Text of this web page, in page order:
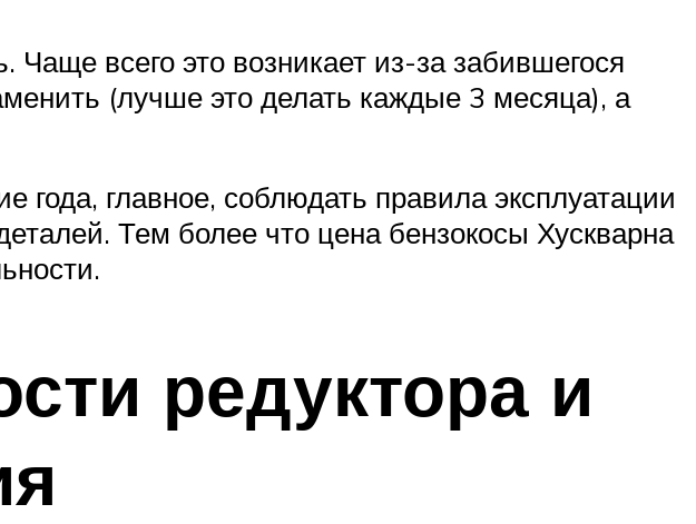
Чаще всего это возникает из-за забившегося
(лучше это делать каждые 3 месяца), а
главное, соблюдать правила эксплуатации
Тем более что цена бензокосы Хускварна
редуктора и